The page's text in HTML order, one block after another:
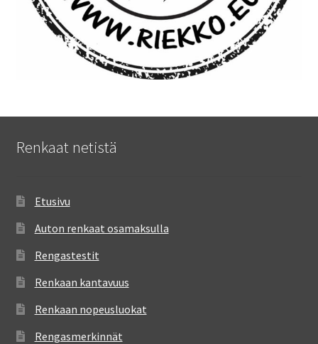
Renkaat netistä
Etusivu
Auton renkaat osamaksulla
Rengastestit
Renkaan kantavuus
Renkaan nopeusluokat
Rengasmerkinnät